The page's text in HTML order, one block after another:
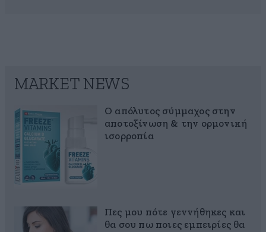
MARKET NEWS
Ο απόλυτος σύμμαχος στην
αποτοξίνωση & την ορμονική
ισορροπία
Πες μου πότε γεννήθηκες και
θα σου πω ποιες εμπειρίες θα